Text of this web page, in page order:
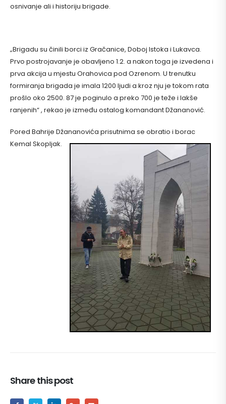
osnivanje ali i historiju brigade.
„Brigadu su činili borci iz Gračanice, Doboj Istoka i Lukavca.
Prvo postrojavanje je obavljeno 1.2. a nakon toga je izvedena i
prva akcija u mjestu Orahovica pod Ozrenom. U trenutku
formiranja brigada je imala 1200 ljudi a kroz nju je tokom rata
prošlo oko 2500. 87 je poginulo a preko 700 je teže i lakše
ranjenih“ , rekao je između ostalog komandant Džananović.
Pored Bahrije Džananovića prisutnima se obratio i borac
Kemal Skopljak.
Share this post